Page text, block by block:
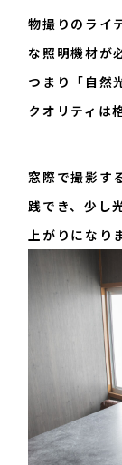
物撮りのライ
な照明機材が
つまり「自然
クオリティは
窓際で撮影す
践でき、少し
上がりになり